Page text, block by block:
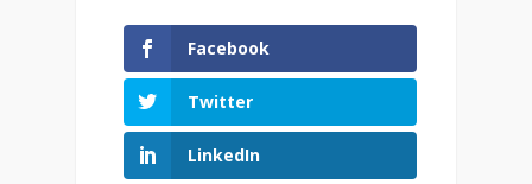
Facebook
Twitter
LinkedIn